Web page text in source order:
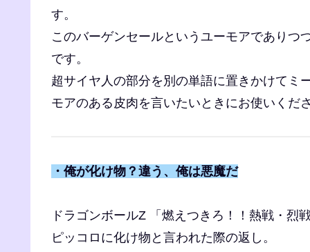
す。
このバーゲンセールというユーモアでありつ
です。
超サイヤ人の部分を別の単語に置きかけてミ
モアのある皮肉を言いたいときにお使いくだ
・俺が化け物？違う、俺は悪魔だ
ドラゴンボールZ 「燃えつきろ！！熱戦・烈
ピッコロに化け物と言われた際の返し。